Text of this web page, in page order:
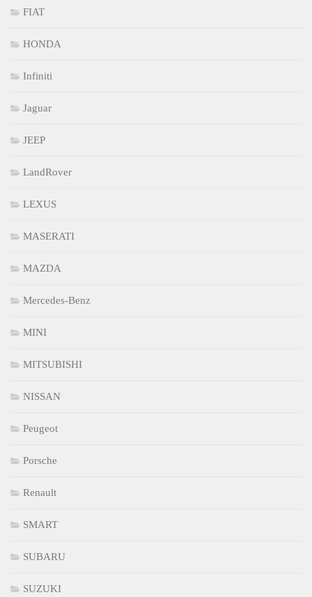
FIAT
HONDA
Infiniti
Jaguar
JEEP
LandRover
LEXUS
MASERATI
MAZDA
Mercedes-Benz
MINI
MITSUBISHI
NISSAN
Peugeot
Porsche
Renault
SMART
SUBARU
SUZUKI